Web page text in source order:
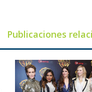
Publicaciones